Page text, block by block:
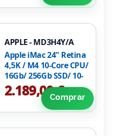
APPLE - MD3H4Y/A
Apple iMac 24" Retina
4,5K / M4 10-Core CPU/
16Gb/ 256Gb SSD/ 10-
Core GPU/ Cristal
Nanotexturizado/
2.189,00 €Comprar